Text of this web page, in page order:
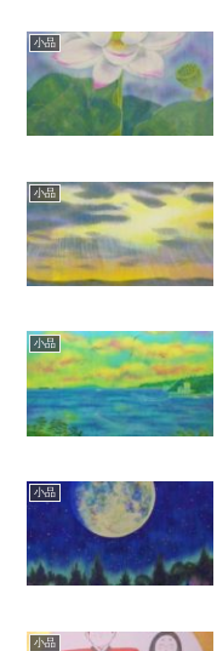
小品
小品
小品
小品
小品